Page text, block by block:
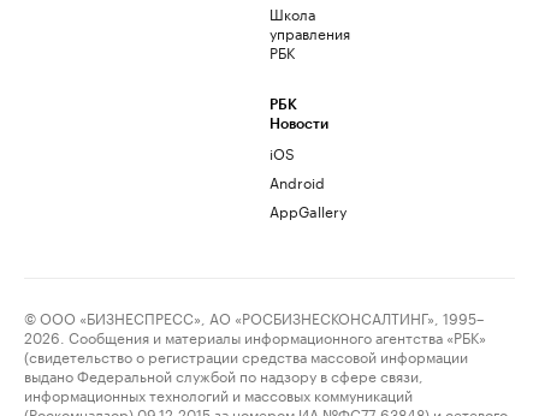
Школа
управления
РБК
РБК
Новости
iOS
Android
AppGallery
© ООО «БИЗНЕСПРЕСС», АО «РОСБИЗНЕСКОНСАЛТИНГ», 1995–
2026. Сообщения и материалы информационного агентства «РБК»
(свидетельство о регистрации средства массовой информации
выдано Федеральной службой по надзору в сфере связи,
информационных технологий и массовых коммуникаций